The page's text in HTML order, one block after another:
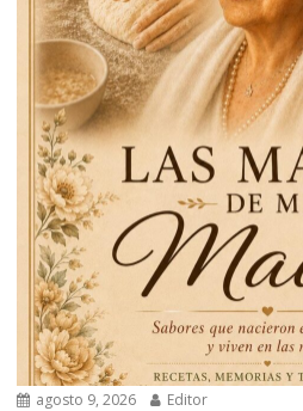
agosto 9, 2026 Editor